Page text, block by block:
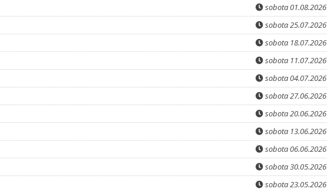
sobota 01.08.2026
sobota 25.07.2026
sobota 18.07.2026
sobota 11.07.2026
sobota 04.07.2026
sobota 27.06.2026
sobota 20.06.2026
sobota 13.06.2026
sobota 06.06.2026
sobota 30.05.2026
sobota 23.05.2026